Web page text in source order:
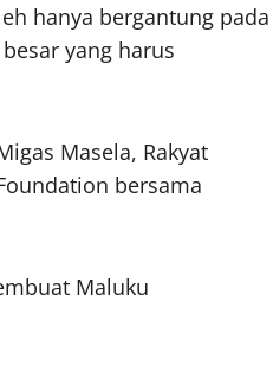
hanya bergantung pada
yang harus
Masela, Rakyat
bersama
Maluku